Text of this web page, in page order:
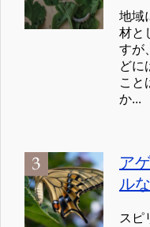
地域
材と
すが
どに
こと
か...
ア
ル
スピ